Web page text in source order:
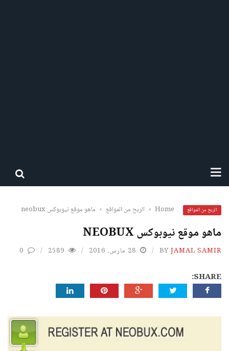
الربح من المواقع Home
› الربح من المواقع › ماهو موقع نيوبوكس neobux
ماهو موقع نيوبوكس NEOBUX
BYJAMAL SAMIR 28 مارس، 2016 2589
0
SHARE: